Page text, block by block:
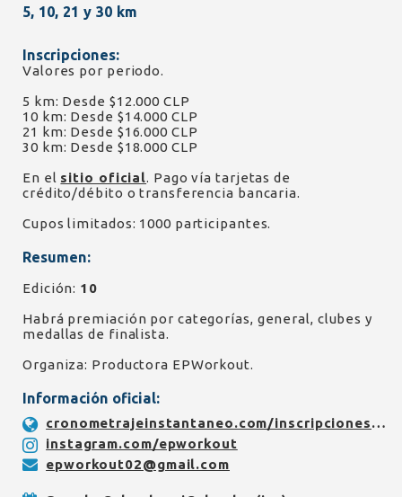
5, 10, 21 y 30 km
Inscripciones:
Valores por periodo.
5 km: Desde $12.000 CLP
10 km: Desde $14.000 CLP
21 km: Desde $16.000 CLP
30 km: Desde $18.000 CLP
En el sitio oficial. Pago vía tarjetas de
crédito/débito o transferencia bancaria.
Cupos limitados: 1000 participantes.
Resumen:
Edición: 10
Habrá premiación por categorías, general, clubes y
medallas de finalista.
Organiza: Productora EPWorkout.
Información oficial:
cronometrajeinstantaneo.com/inscripciones/10-control-30-k-by-asics-garmin
instagram.com/epworkout
epworkout02@gmail.com